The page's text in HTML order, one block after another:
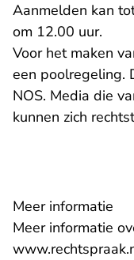
Aanmelden kan
om 12.00 uur.
Voor het maken
een poolregeling.
NOS. Media die
kunnen zich
Meer informatie
Meer informatie